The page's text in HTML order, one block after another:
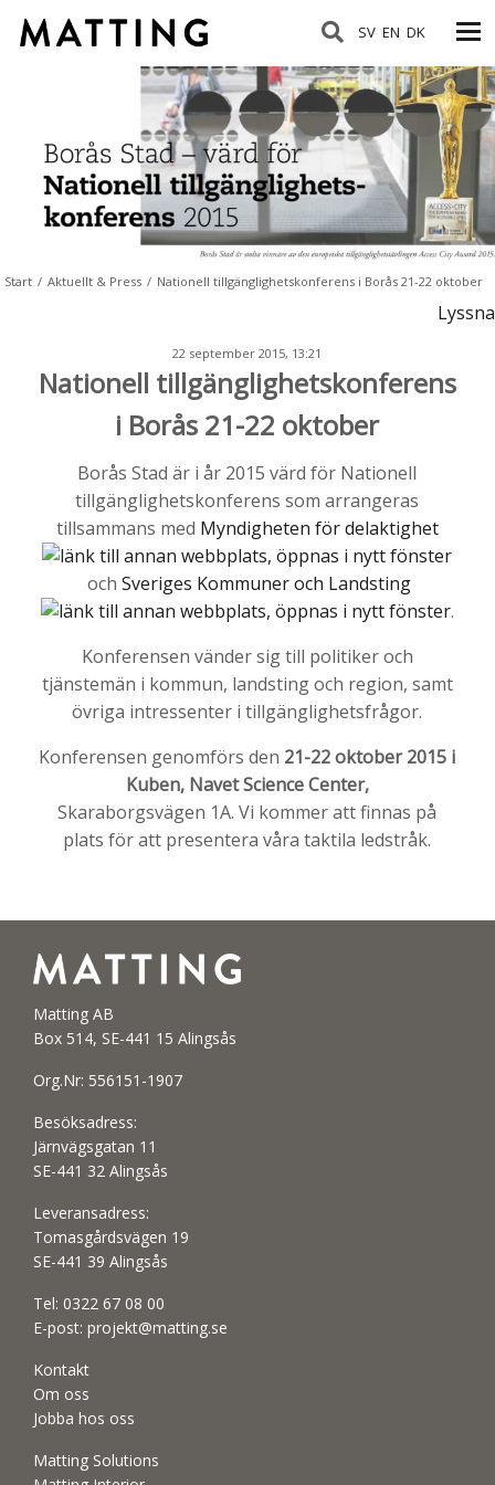
SV EN DK
Start / Aktuellt & Press / Nationell tillgänglighetskonferens i Borås 21-22 oktober
Lyssna
22 september 2015, 13:21
Nationell tillgänglighetskonferens
i Borås 21-22 oktober
Borås Stad är i år 2015 värd för Nationell
tillgänglighetskonferens som arrangeras
tillsammans med Myndigheten för delaktighet
ochSveriges Kommuner och Landsting
.
Konferensen vänder sig till politiker och
tjänstemän i kommun, landsting och region, samt
övriga intressenter i tillgänglighetsfrågor.
Konferensen genomförs den 21-22 oktober 2015 i
Kuben, Navet Science Center,
Skaraborgsvägen 1A. Vi kommer att finnas på
plats för att presentera våra taktila ledstråk.
Matting AB
Box 514, SE-441 15 Alingsås
Org.Nr: 556151-1907
Besöksadress:
Järnvägsgatan 11
SE-441 32 Alingsås
Leveransadress:
Tomasgårdsvägen 19
SE-441 39 Alingsås
Tel: 0322 67 08 00
E-post: projekt@matting.se
Kontakt
Om oss
Jobba hos oss
Matting Solutions